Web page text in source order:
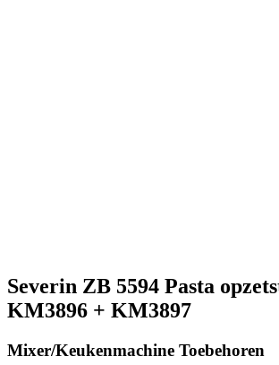
Severin ZB 5594 Pasta
KM3896 + KM3897
Mixer/Keukenmachine Toebehoren